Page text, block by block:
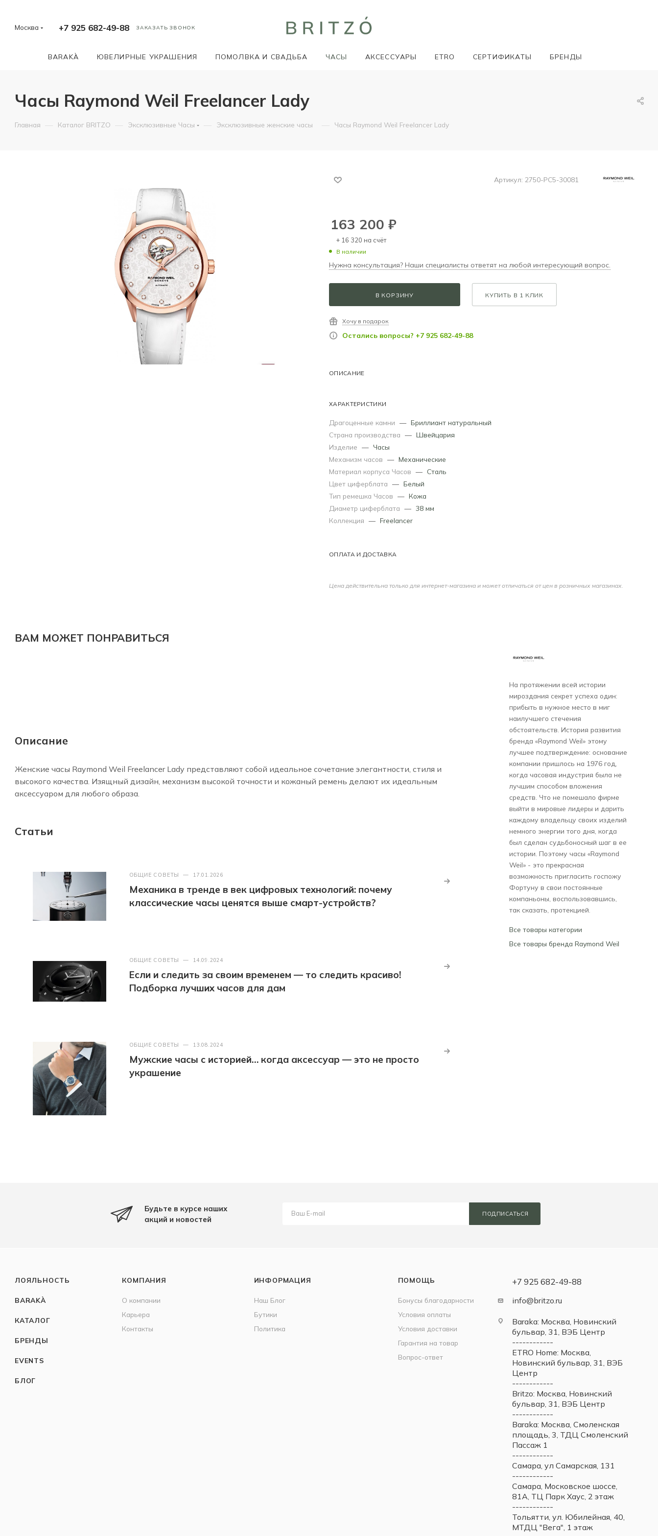
Москва +7 925 682-49-88 ЗАКАЗАТЬ ЗВОНОК
BARAKÀ ЮВЕЛИРНЫЕ УКРАШЕНИЯ ПОМОЛВКА И СВАДЬБА ЧАСЫ АКСЕССУАРЫ ETRO СЕРТИФИКАТЫ БРЕНДЫ
Часы Raymond Weil Freelancer Lady
Главная — Каталог BRITZO — Эксклюзивные Часы — Эксклюзивные женские часы — Часы Raymond Weil Freelancer Lady
Артикул: 2750-PC5-30081
163 200 ₽
+ 16 320 на счёт
В наличии
Нужна консультация? Наши специалисты ответят на любой интересующий вопрос.
В КОРЗИНУ КУПИТЬ В 1 КЛИК
Хочу в подарок
Остались вопросы? +7 925 682-49-88
ОПИСАНИЕ
ХАРАКТЕРИСТИКИ
Драгоценные камни — Бриллиант натуральный
Страна производства — Швейцария
Изделие — Часы
Механизм часов — Механические
Материал корпуса Часов — Сталь
Цвет циферблата — Белый
Тип ремешка Часов — Кожа
Диаметр циферблата — 38 мм
Коллекция — Freelancer
ОПЛАТА И ДОСТАВКА
Цена действительна только для интернет-магазина и может отличаться от цен в розничных магазинах.
ВАМ МОЖЕТ ПОНРАВИТЬСЯ
Описание
Женские часы Raymond Weil Freelancer Lady представляют собой идеальное сочетание элегантности, стиля и
высокого качества. Изящный дизайн, механизм высокой точности и кожаный ремень делают их идеальным
аксессуаром для любого образа.
Статьи
ОБЩИЕ СОВЕТЫ — 17.01.2026
Механика в тренде в век цифровых технологий: почему
классические часы ценятся выше смарт-устройств?
ОБЩИЕ СОВЕТЫ — 14.09.2024
Если и следить за своим временем — то следить красиво!
Подборка лучших часов для дам
ОБЩИЕ СОВЕТЫ — 13.08.2024
Мужские часы с историей… когда аксессуар — это не просто
украшение
На протяжении всей истории
мироздания секрет успеха один:
прибыть в нужное место в миг
наилучшего стечения
обстоятельств. История развития
бренда «Raymond Weil» этому
лучшее подтверждение: основание
компании пришлось на 1976 год,
когда часовая индустрия была не
лучшим способом вложения
средств. Что не помешало фирме
выйти в мировые лидеры и дарить
каждому владельцу своих изделий
немного энергии того дня, когда
был сделан судьбоносный шаг в ее
истории. Поэтому часы «Raymond
Weil» - это прекрасная
возможность пригласить госпожу
Фортуну в свои постоянные
компаньоны, воспользовавшись,
так сказать, протекцией.
Все товары категории
Все товары бренда Raymond Weil
Будьте в курсе наших
акций и новостей
ПОДПИСАТЬСЯ
ЛОЯЛЬНОСТЬ
BARAKÀ
КАТАЛОГ
БРЕНДЫ
EVENTS
БЛОГ
КОМПАНИЯ
О компании
Карьера
Контакты
ИНФОРМАЦИЯ
Наш Блог
Бутики
Политика
ПОМОЩЬ
Бонусы благодарности
Условия оплаты
Условия доставки
Гарантия на товар
Вопрос-ответ
+7 925 682-49-88
info@britzo.ru
Baraka: Москва, Новинский
бульвар, 31, ВЭБ Центр
------------
ETRO Home: Москва,
Новинский бульвар, 31, ВЭБ
Центр
------------
Britzo: Москва, Новинский
бульвар, 31, ВЭБ Центр
------------
Baraka: Москва, Смоленская
площадь, 3, ТДЦ Смоленский
Пассаж 1
------------
Самара, ул Самарская, 131
------------
Самара, Московское шоссе,
81А, ТЦ Парк Хаус, 2 этаж
------------
Тольятти, ул. Юбилейная, 40,
МТДЦ "Вега", 1 этаж